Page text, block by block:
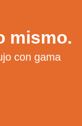
mismo.
con gama